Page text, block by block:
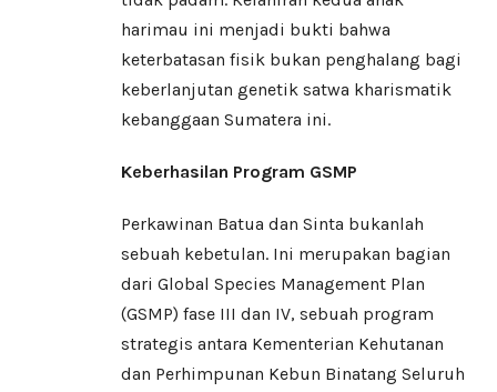
harimau ini menjadi bukti bahwa
keterbatasan fisik bukan penghalang bagi
keberlanjutan genetik satwa kharismatik
kebanggaan Sumatera ini.
Keberhasilan Program GSMP
​Perkawinan Batua dan Sinta bukanlah
sebuah kebetulan. Ini merupakan bagian
dari Global Species Management Plan
(GSMP) fase III dan IV, sebuah program
strategis antara Kementerian Kehutanan
dan Perhimpunan Kebun Binatang Seluruh